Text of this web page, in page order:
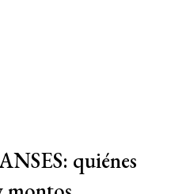
quiénes